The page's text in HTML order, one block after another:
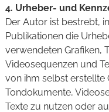
4. Urheber- und
Der Autor ist bestrebt,
Publikationen die
verwendeten Grafiken,
Videosequenzen und
von ihm selbst erstellte
Tondokumente,
Texte zu nutzen oder